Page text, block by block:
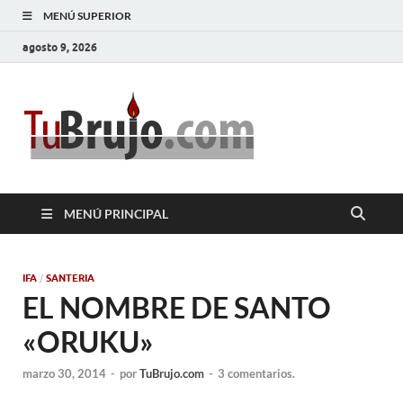
MENÚ SUPERIOR
agosto 9, 2026
MENÚ PRINCIPAL
IFA / SANTERIA
EL NOMBRE DE SANTO
«ORUKU»
marzo 30, 2014 - porTuBrujo.com - 3 comentarios.